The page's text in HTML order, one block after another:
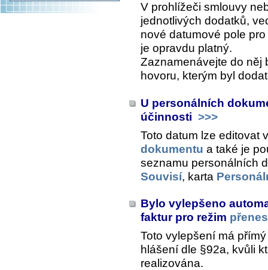
V prohlížeči smlouvy
jednotlivých dodatků,
nové datumové pole
je opravdu platný.
Zaznamenávejte do něj
hovoru, kterým byl
U personálních
účinnosti >>>
Toto datum lze editovat
dokumentu a také je
seznamu personálních
Souvisí, karta
Bylo vylepšeno
faktur pro režim
Toto vylepšení má
hlášení dle §92a, kvůli
realizována.